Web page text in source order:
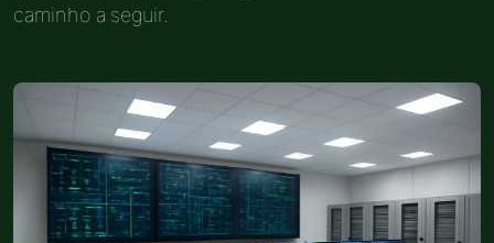
caminho a seguir.